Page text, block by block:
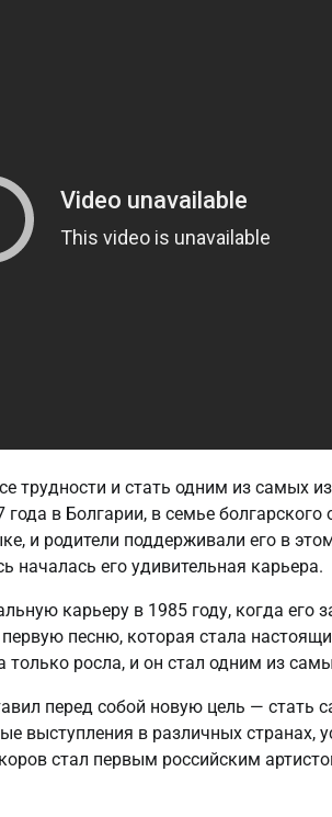
трудности и стать одним из самых
в Болгарии, в семье
и родители поддерживали его в
началась его удивительная карьера.
карьеру в 1985 году, когда его
песню, которая стала
росла, и он стал одним из
перед собой новую цель —
выступления в различных странах,
стал первым российским